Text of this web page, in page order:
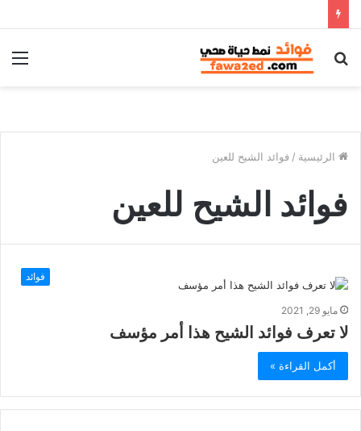
بحث
الرئيسية / فوائد الشيح للعين
فوائد الشيح للعين
فوائد
مايو 29, 2021
لا تعرف فوائد الشيح هذا أمر مؤسف
أكمل القراءة »